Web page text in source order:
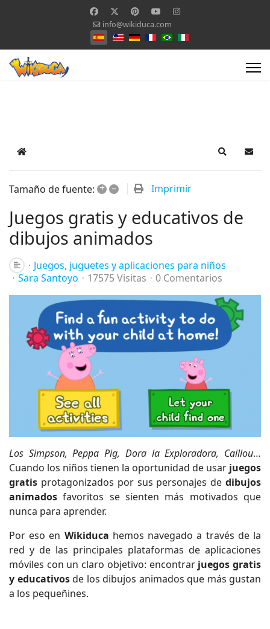
info@wikiduca.com
Seleccione su idioma
Home Search
Tamaño de fuente: + – Imprimir
Juegos gratis y educativos de
dibujos animados
Juegos, juguetes y aplicaciones para niños
Sara Santoyo
17575 Visitas 0 Comentarios
Los Simpson, Peppa Pig, Dora la Exploradora, Caillou…
Cuando los niños tienen la oportunidad de usar juegos
gratis protagonizados por sus personajes de dibujos
animados favoritos se sienten más motivados que
nunca para aprender.
Por eso en Wikiduca hemos navegado a través de la
red y de las principales plataformas de aplicaciones
móviles con un claro objetivo: encontrar juegos gratis
y educativosde los dibujos animados que más gustan
a los pequeñines.